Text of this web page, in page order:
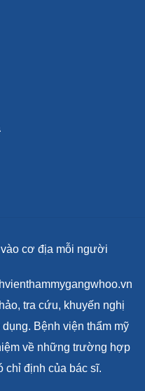
cơ địa mỗi người
tra cứu, khuyến nghị
Bệnh viện thẩm mỹ
về những trường hợp
chỉ định của bác sĩ.